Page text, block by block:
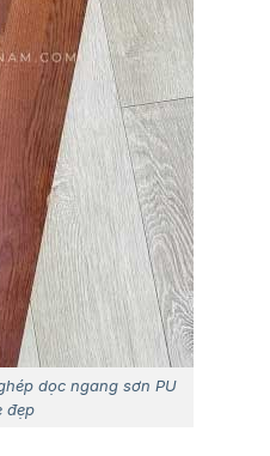
dọc ngang sơn PU
đẹp